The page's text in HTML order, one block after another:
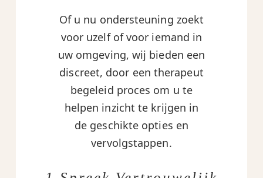
Of u nu ondersteuning zoekt
voor uzelf of voor iemand in
uw omgeving, wij bieden een
discreet, door een therapeut
begeleid proces om u te
helpen inzicht te krijgen in
de geschikte opties en
vervolgstappen.